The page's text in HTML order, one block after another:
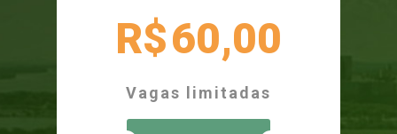
R$60,00
Vagas limitadas